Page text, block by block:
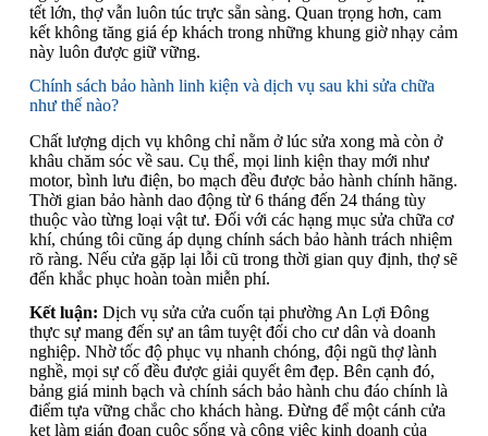
tết lớn, thợ vẫn luôn túc trực sẵn sàng. Quan trọng hơn, cam
kết không tăng giá ép khách trong những khung giờ nhạy cảm
này luôn được giữ vững.
Chính sách bảo hành linh kiện và dịch vụ sau khi sửa chữa
như thế nào?
Chất lượng dịch vụ không chỉ nằm ở lúc sửa xong mà còn ở
khâu chăm sóc về sau. Cụ thể, mọi linh kiện thay mới như
motor, bình lưu điện, bo mạch đều được bảo hành chính hãng.
Thời gian bảo hành dao động từ 6 tháng đến 24 tháng tùy
thuộc vào từng loại vật tư. Đối với các hạng mục sửa chữa cơ
khí, chúng tôi cũng áp dụng chính sách bảo hành trách nhiệm
rõ ràng. Nếu cửa gặp lại lỗi cũ trong thời gian quy định, thợ sẽ
đến khắc phục hoàn toàn miễn phí.
Kết luận: Dịch vụ sửa cửa cuốn tại phường An Lợi Đông
thực sự mang đến sự an tâm tuyệt đối cho cư dân và doanh
nghiệp. Nhờ tốc độ phục vụ nhanh chóng, đội ngũ thợ lành
nghề, mọi sự cố đều được giải quyết êm đẹp. Bên cạnh đó,
bảng giá minh bạch và chính sách bảo hành chu đáo chính là
điểm tựa vững chắc cho khách hàng. Đừng để một cánh cửa
kẹt làm gián đoạn cuộc sống và công việc kinh doanh của